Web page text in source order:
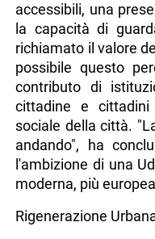
accessibili, una
la capacità di
richiamato il valore
possibile questo
contributo di
cittadine e
sociale della città.
andando", ha
l'ambizione di una
moderna, più
Rigenerazione